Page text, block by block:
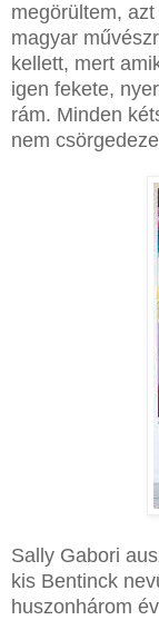
megörültem,
magyar
kellett, mert
igen fekete,
rám. Minden
nem
Sally Gabori
kis Bentinck
huszonhárom